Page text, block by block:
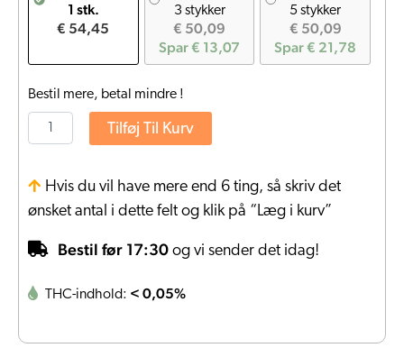
1 stk.
€ 54,45
3 stykker
€ 50,09
Spar € 13,07
5 stykker
€ 50,09
Spar € 21,78
Bestil mere, betal mindre !
Tilføj Til Kurv
Hvis du vil have mere end 6 ting, så skriv det
ønsket antal i dette felt og klik på “Læg i kurv”
Bestil før 17:30 og vi sender det idag!
THC-indhold: < 0,05%